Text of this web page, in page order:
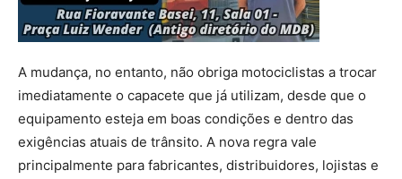
A mudança, no entanto, não obriga motociclistas a trocar
imediatamente o capacete que já utilizam, desde que o
equipamento esteja em boas condições e dentro das
exigências atuais de trânsito. A nova regra vale
principalmente para fabricantes, distribuidores, lojistas e